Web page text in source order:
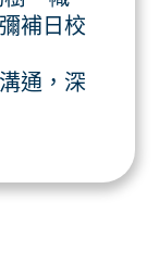
補日校
通，深